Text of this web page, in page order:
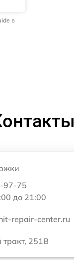
в
97-75
до 21:00
repair-center.ru
тракт, 251В